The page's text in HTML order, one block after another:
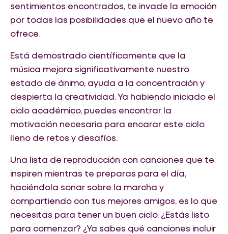
sentimientos encontrados, te invade la emoción
por todas las posibilidades que el nuevo año te
ofrece.
Está demostrado científicamente que la
música mejora significativamente nuestro
estado de ánimo, ayuda a la concentración y
despierta la creatividad. Ya habiendo iniciado el
ciclo académico, puedes encontrar la
motivación necesaria para encarar este ciclo
lleno de retos y desafíos.
Una lista de reproducción con canciones que te
inspiren mientras te preparas para el día,
haciéndola sonar sobre la marcha y
compartiendo con tus mejores amigos, es lo que
necesitas para tener un buen ciclo. ¿Estás listo
para comenzar? ¿Ya sabes qué canciones incluir